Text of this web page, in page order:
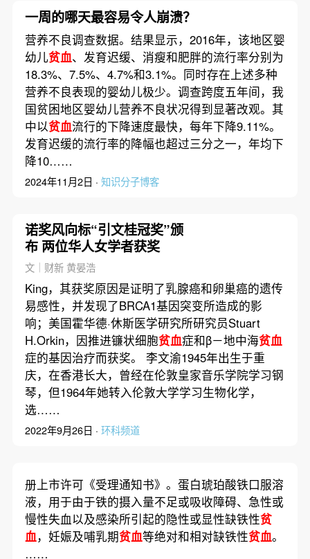
一周的哪天最容易令人崩溃？
营养不良调查数据。结果显示，2016年，该地区婴
幼儿贫血、发育迟缓、消瘦和肥胖的流行率分别为
18.3%、7.5%、4.7%和3.1%。同时存在上述多种
营养不良表现的婴幼儿极少。调查跨度五年间，我
国贫困地区婴幼儿营养不良状况得到显著改观。其
中以贫血流行的下降速度最快，每年下降9.11%。
发育迟缓的流行率的降幅也超过三分之一，年均下
降10……
2024年11月2日 · 知识分子博客
诺奖风向标“引文桂冠奖”颁
布 两位华人女学者获奖
文｜财新 黄晏浩
King，其获奖原因是证明了乳腺癌和卵巢癌的遗传
易感性，并发现了BRCA1基因突变所造成的影
响；美国霍华德·休斯医学研究所研究员Stuart
H.Orkin，因推进镰状细胞贫血症和β－地中海贫血
症的基因治疗而获奖。 李文渝1945年出生于重
庆，在香港长大，曾经在伦敦皇家音乐学院学习钢
琴，但1964年她转入伦敦大学学习生物化学，
选……
2022年9月26日 · 环科频道
册上市许可《受理通知书》。蛋白琥珀酸铁口服溶
液，用于由于铁的摄入量不足或吸收障碍、急性或
慢性失血以及感染所引起的隐性或显性缺铁性贫
血，妊娠及哺乳期贫血等绝对和相对缺铁性贫血。
……